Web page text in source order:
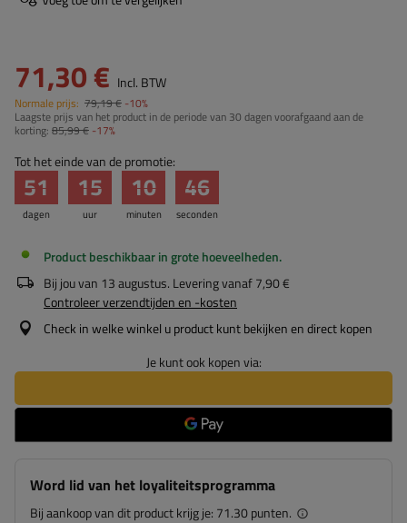
71,30 € Incl. BTW
Normale prijs: 79,19 € -10%
Laagste prijs van het product in de periode van 30 dagen voorafgaand aan de
korting: 85,99 € -17%
Tot het einde van de promotie:
dagen
51
uur
15
minuten
10
seconden
45
Product beschikbaar in grote hoeveelheden
Bij jou van 13 augustus. Levering vanaf7,90 €
Controleer verzendtijden en -kosten
Check in welke winkel u product kunt bekijken en direct kopen
Je kunt ook kopen via:
Word lid van het loyaliteitsprogramma
Bij aankoop van dit product krijg je: 71.30 punten.